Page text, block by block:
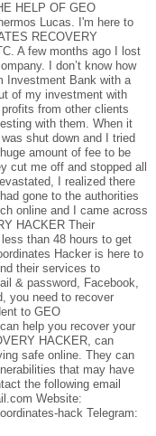
HELP OF GEO
Lucas. I'm here to
RECOVERY
A few months ago I lost
I don’t know how
Investment Bank with a
of my investment with
from other clients
with them. When it
shut down and I tried
amount of fee to be
cut me off and stopped all
I realized there
gone to the authorities
online and I came across
HACKER Their
than 48 hours to get
Hacker is here to
their services to
& password, Facebook,
you need to recover
to GEO
help you recover your
HACKER, can
safe online. They can
that may have
the following email
Website:
hack Telegram: